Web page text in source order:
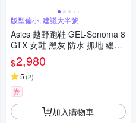
版型偏小, 建議大半號
Asics 越野跑鞋 GEL-Sonoma 8
GTX 女鞋 黑灰 防水 抓地 緩衝
戶外 運動鞋 亞瑟士 1012B770
002
$2,980
5 (2)
券
加入購物車